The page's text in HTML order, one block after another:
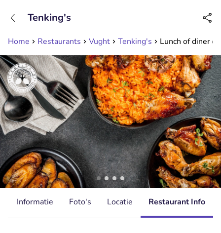
Bereikbaar tot 23:00 uur
Home Restaurants Vught Tenking's Lunch of diner
Tenking's
Informatie Foto's Locatie Restaurant Info